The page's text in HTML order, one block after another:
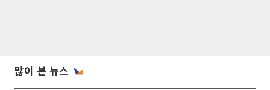
많이 본 뉴스